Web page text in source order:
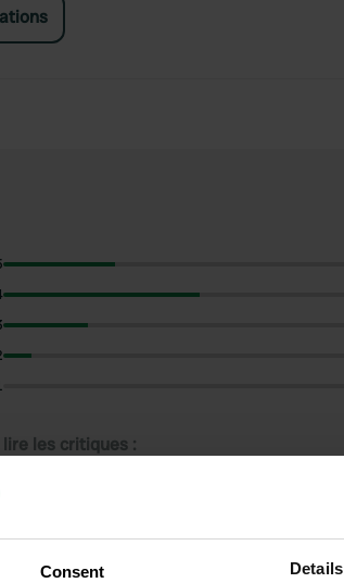
Consent Details
les critiques :
des filtres sur les avis